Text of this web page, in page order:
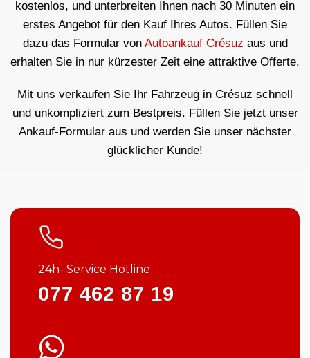
kostenlos, und unterbreiten Ihnen nach 30 Minuten ein
erstes Angebot für den Kauf Ihres Autos. Füllen Sie
dazu das Formular von Autoankauf Crésuz aus und
erhalten Sie in nur kürzester Zeit eine attraktive Offerte.
Mit uns verkaufen Sie Ihr Fahrzeug in Crésuz schnell
und unkompliziert zum Bestpreis. Füllen Sie jetzt unser
Ankauf-Formular aus und werden Sie unser nächster
glücklicher Kunde!
24h- Service Hotline
077 462 87 19